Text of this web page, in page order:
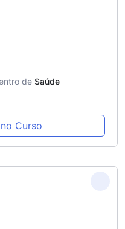
de Saúde
Curso